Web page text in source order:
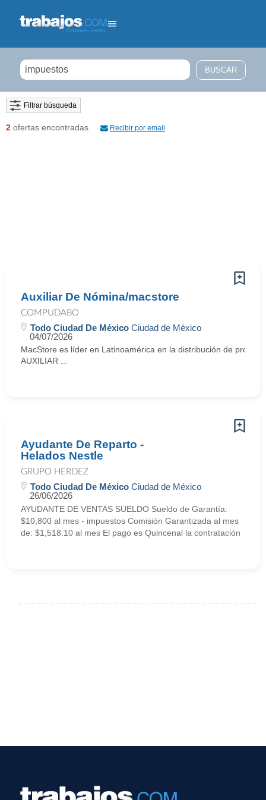
Filtrar búsqueda
2 ofertas encontradas Recibir por email
Auxiliar De Nómina/macstore
COMPUDABO
Todo Ciudad De México Ciudad de México
04/07/2026
MacStore es líder en Latinoamérica en la distribución de
AUXILIAR ...
Ayudante De Reparto -
Helados Nestle
GRUPO HERDEZ
Todo Ciudad De México Ciudad de México
26/06/2026
AYUDANTE DE VENTAS SUELDO Sueldo de Garantía:
$10,800 al mes - impuestos Comisión Garantizada al mes
de: $1,518.10 al mes El pago es Quincenal la contratación